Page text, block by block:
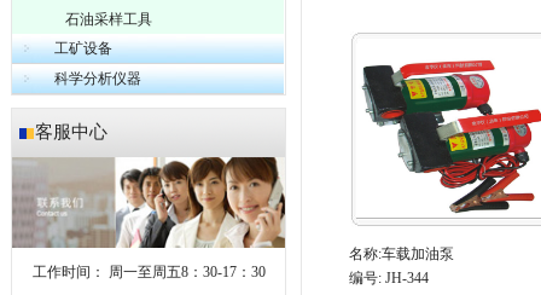
石油采样工具
工矿设备
科学分析仪器
客服中心
工作时间：
周一至周五8：30-17：30
名称:车载加油泵
编号: JH-344